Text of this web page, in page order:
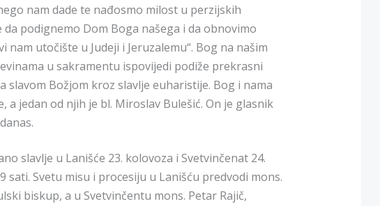
nam dade te nađosmo milost u perzijskih
da podignemo Dom Boga našega i da obnovimo
nam utočište u Judeji i Jeruzalemu“. Bog na našim
u sakramentu ispovijedi podiže prekrasni
slavom Božjom kroz slavlje euharistije. Bog i nama
a jedan od njih je bl. Miroslav Bulešić. On je glasnik
slavlje u Lanišće 23. kolovoza i Svetvinčenat 24.
sati. Svetu misu i procesiju u Lanišću predvodi mons.
biskup, a u Svetvinčentu mons. Petar Rajič,